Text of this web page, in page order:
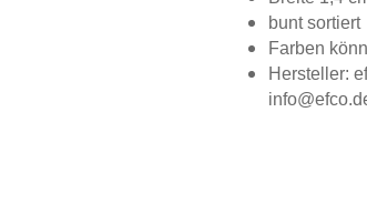
bunt sortiert
Farben
Hersteller: